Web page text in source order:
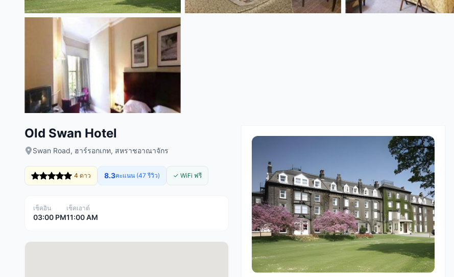
Old Swan Hotel
Swan Road, ฮาร์รอกเกท, สหราชอาณาจักร
4 ดาว 8.3คะแนน (47 รีวิว) ✓ WiFi ฟรี
เช็คอิน
03:00 PM
เช็คเอาต์
11:00 AM